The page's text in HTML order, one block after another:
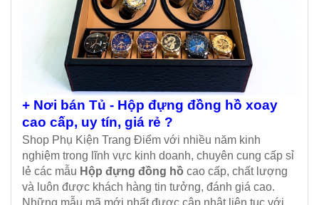
+ Nơi bán Tủ - Hộp đựng đồng hồ xoay
cao cấp, uy tín, giá rẻ ?
Shop Phụ Kiện Trang Điểm với nhiều năm kinh
nghiệm trong lĩnh vực kinh doanh, chuyên cung cấp sỉ
lẻ các mẫu Hộp đựng đồng hồ cao cấp, chất lượng
và luôn được khách hàng tin tưởng, đánh giá cao.